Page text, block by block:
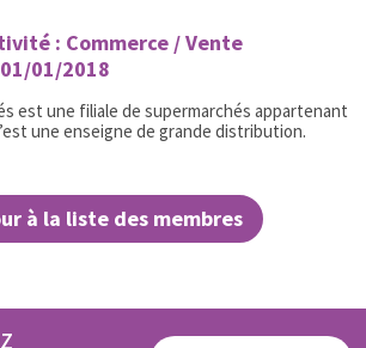
: Commerce / Vente
01/2018
est une filiale de supermarchés appartenant
une enseigne de grande distribution.
à la liste des membres